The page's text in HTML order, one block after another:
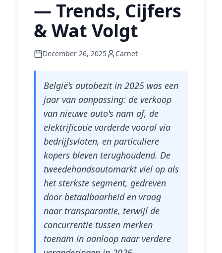
— Trends, Cijfers
& Wat Volgt
December 26, 2025 Carnet
België’s autobezit in 2025 was een
jaar van aanpassing: de verkoop
van nieuwe auto's nam af, de
elektrificatie vorderde vooral via
bedrijfsvloten, en particuliere
kopers bleven terughoudend. De
tweedehandsautomarkt viel op als
het sterkste segment, gedreven
door betaalbaarheid en vraag
naar transparantie, terwijl de
concurrentie tussen merken
toenam in aanloop naar verdere